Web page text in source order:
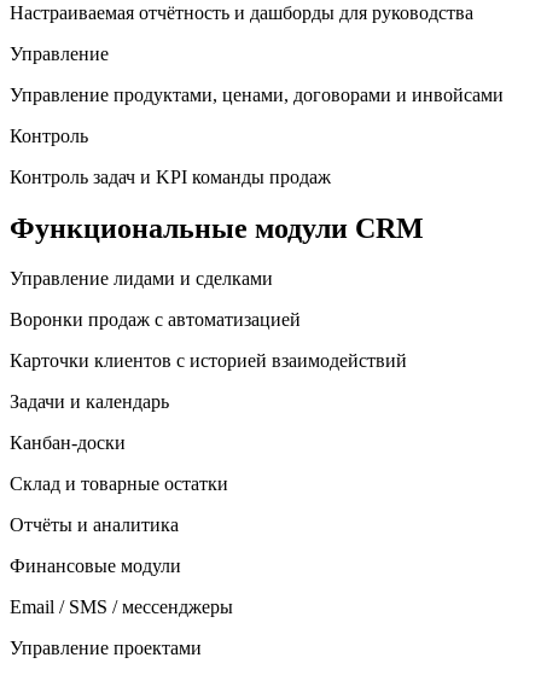
Настраиваемая отчётность и дашборды для руководства
Управление
Управление продуктами, ценами, договорами и инвойсами
Контроль
Контроль задач и KPI команды продаж
Функциональные модули CRM
Управление лидами и сделками
Воронки продаж с автоматизацией
Карточки клиентов с историей взаимодействий
Задачи и календарь
Канбан-доски
Склад и товарные остатки
Отчёты и аналитика
Финансовые модули
Email / SMS / мессенджеры
Управление проектами